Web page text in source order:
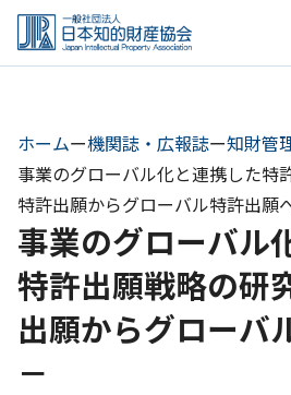
Skip
the
ホームー機関誌・広報誌ー知財管
事業のグローバル化と連携した特
特許出願からグローバル特許出願
事業のグローバル
特許出願戦略の研
出願からグローバ
－